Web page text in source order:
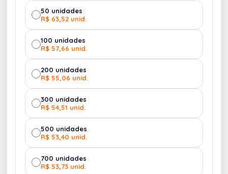
Fazemosmúltiplos envios (
para qualquer lugar do
Brasil)
50 unidades
R$ 63,52 unid.
100 unidades
R$ 57,66 unid.
200 unidades
R$ 55,06 unid.
300 unidades
R$ 54,51 unid.
500 unidades
R$ 53,40 unid.
700 unidades
R$ 53,73 unid.